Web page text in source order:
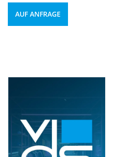
AUF ANFRAGE